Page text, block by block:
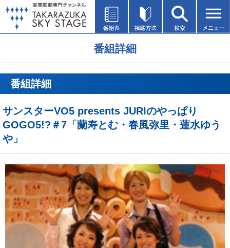
番組詳細
番組詳細
サンスターVO5 presents JURIのやっぱり
GOGO5!?＃7「蘭寿とむ・春風弥里・蓮水ゆう
や」